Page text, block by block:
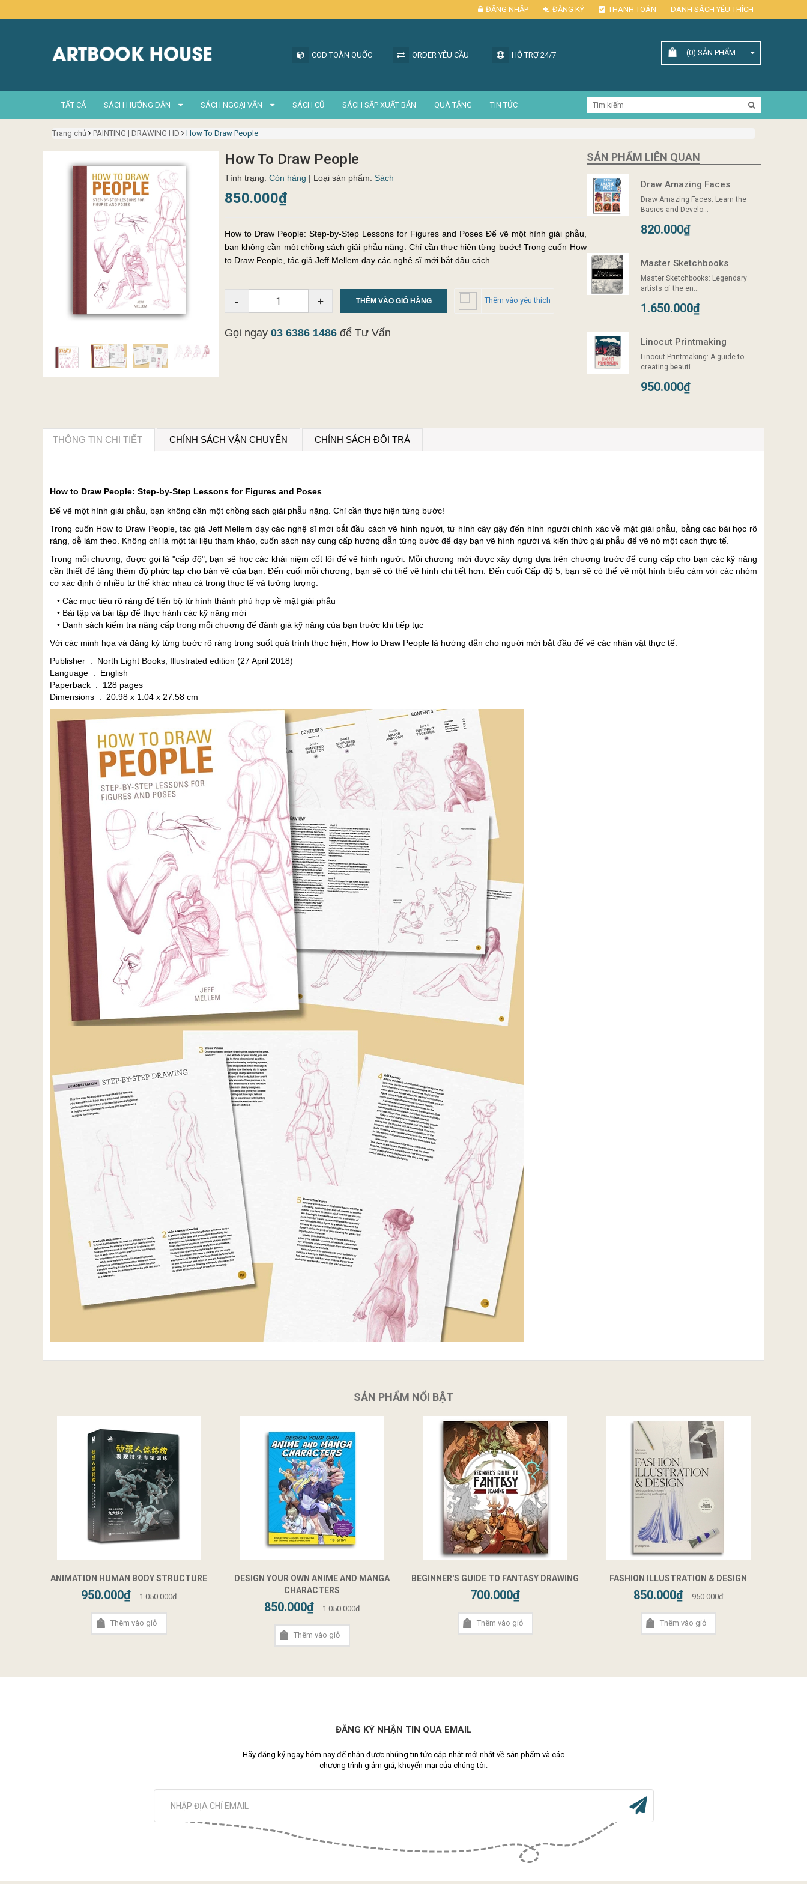
ĐĂNG NHẬP ĐĂNG KÝ THANH TOÁN DANH SÁCH YÊU THÍCH
COD TOÀN QUỐC ORDER YÊU CẦU HỖ TRỢ 24/7 (0) SẢN PHẨM
TẤT CẢ SÁCH HƯỚNG DẪN SÁCH NGOẠI VĂN SÁCH CŨ SÁCH SẮP XUẤT BẢN QUÀ TẶNG TIN TỨC
Trang chủ PAINTING | DRAWING HD How To Draw People
How To Draw People
Tình trạng: Còn hàng | Loại sản phẩm: Sách
850.000₫
How to Draw People: Step-by-Step Lessons for Figures and Poses Để vẽ một hình giải phẫu,
bạn không cần một chồng sách giải phẫu nặng. Chỉ cần thực hiện từng bước! Trong cuốn How
to Draw People, tác giả Jeff Mellem dạy các nghệ sĩ mới bắt đầu cách ...
- + THÊM VÀO GIỎ HÀNG Thêm vào yêu thích
Gọi ngay 03 6386 1486để Tư Vấn
SẢN PHẨM LIÊN QUAN
Draw Amazing Faces
Draw Amazing Faces: Learn the
Basics and Develo...
820.000₫
Master Sketchbooks
Master Sketchbooks: Legendary
artists of the en...
1.650.000₫
Linocut Printmaking
Linocut Printmaking: A guide to
creating beauti...
950.000₫
THÔNG TIN CHI TIẾT CHÍNH SÁCH VẬN CHUYỂN CHÍNH SÁCH ĐỔI TRẢ
How to Draw People: Step-by-Step Lessons for Figures and Poses
Để vẽ một hình giải phẫu, bạn không cần một chồng sách giải phẫu nặng. Chỉ cần thực hiện từng bước!
Trong cuốn How to Draw People, tác giả Jeff Mellem dạy các nghệ sĩ mới bắt đầu cách vẽ hình người, từ hình cây gậy đến hình người chính xác về mặt giải phẫu, bằng các bài học rõ
ràng, dễ làm theo. Không chỉ là một tài liệu tham khảo, cuốn sách này cung cấp hướng dẫn từng bước để dạy bạn vẽ hình người và kiến ​​thức giải phẫu để vẽ nó một cách thực tế.
Trong mỗi chương, được gọi là "cấp độ", bạn sẽ học các khái niệm cốt lõi để vẽ hình người. Mỗi chương mới được xây dựng dựa trên chương trước để cung cấp cho bạn các kỹ năng
cần thiết để tăng thêm độ phức tạp cho bản vẽ của bạn. Đến cuối mỗi chương, bạn sẽ có thể vẽ hình chi tiết hơn. Đến cuối Cấp độ 5, bạn sẽ có thể vẽ một hình biểu cảm với các nhóm
cơ xác định ở nhiều tư thế khác nhau cả trong thực tế và tưởng tượng.
• Các mục tiêu rõ ràng để tiến bộ từ hình thành phù hợp về mặt giải phẫu
• Bài tập và bài tập để thực hành các kỹ năng mới
• Danh sách kiểm tra nâng cấp trong mỗi chương để đánh giá kỹ năng của bạn trước khi tiếp tục
Với các minh họa và đăng ký từng bước rõ ràng trong suốt quá trình thực hiện, How to Draw People là hướng dẫn cho người mới bắt đầu để vẽ các nhân vật thực tế.
Publisher ‏ : ‎ North Light Books; Illustrated edition (27 April 2018)
Language ‏ : ‎ English
Paperback ‏ : ‎ 128 pages
Dimensions ‏ : ‎ 20.98 x 1.04 x 27.58 cm
SẢN PHẨM NỔI BẬT
ANIMATION HUMAN BODY STRUCTURE
950.000₫ 1.050.000₫
Thêm vào giỏ
DESIGN YOUR OWN ANIME AND MANGA
CHARACTERS
850.000₫ 1.050.000₫
Thêm vào giỏ
BEGINNER'S GUIDE TO FANTASY DRAWING
700.000₫
Thêm vào giỏ
FASHION ILLUSTRATION & DESIGN
850.000₫ 950.000₫
Thêm vào giỏ
ĐĂNG KÝ NHẬN TIN QUA EMAIL
Hãy đăng ký ngay hôm nay để nhận được những tin tức cập nhật mới nhất về sản phẩm và các
chương trình giảm giá, khuyến mại của chúng tôi.